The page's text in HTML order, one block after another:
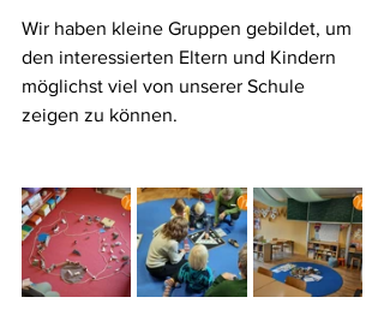
Wir haben kleine Gruppen gebildet, um
den interessierten Eltern und Kindern
möglichst viel von unserer Schule
zeigen zu können.